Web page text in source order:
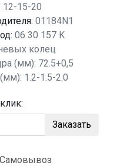
12-15-20
01184N1
06 30 157 K
колец
(мм): 72.5+0,5
1.2-1.5-2.0
Заказать
Самовывоз